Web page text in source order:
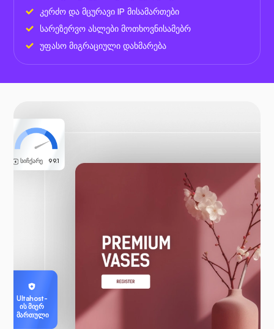
კერძო და მცურავი IP მისამართები
სარეზერვო ასლები მოთხოვნისამებრ
უფასო მიგრაციული დახმარება
სიჩქარე 99.1
Ultahost-
ის მიერ
მართული